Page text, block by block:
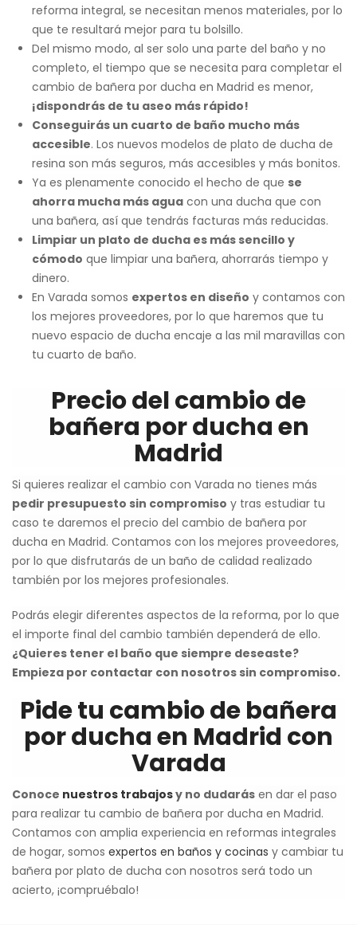
reforma integral, se necesitan menos materiales, por lo
que te resultará mejor para tu bolsillo.
Del mismo modo, al ser solo una parte del baño y no
completo, el tiempo que se necesita para completar el
cambio de bañera por ducha en Madrid es menor,
¡dispondrás de tu aseo más rápido!
Conseguirás un cuarto de baño mucho más
accesible. Los nuevos modelos de plato de ducha de
resina son más seguros, más accesibles y más bonitos.
Ya es plenamente conocido el hecho de que se
ahorra mucha más agua con una ducha que con
una bañera, así que tendrás facturas más reducidas.
Limpiar un plato de ducha es más sencillo y
cómodo que limpiar una bañera, ahorrarás tiempo y
dinero.
En Varada somos expertos en diseño y contamos con
los mejores proveedores, por lo que haremos que tu
nuevo espacio de ducha encaje a las mil maravillas con
tu cuarto de baño.
Precio del cambio de
bañera por ducha en
Madrid
Si quieres realizar el cambio con Varada no tienes más
pedir presupuesto sin compromiso y tras estudiar tu
caso te daremos el precio del cambio de bañera por
ducha en Madrid. Contamos con los mejores proveedores,
por lo que disfrutarás de un baño de calidad realizado
también por los mejores profesionales.
Podrás elegir diferentes aspectos de la reforma, por lo que
el importe final del cambio también dependerá de ello.
¿Quieres tener el baño que siempre deseaste?
Empieza por contactar con nosotros sin compromiso.
Pide tu cambio de bañera
por ducha en Madrid con
Varada
Conoce nuestros trabajosy no dudarás en dar el paso
para realizar tu cambio de bañera por ducha en Madrid.
Contamos con amplia experiencia en reformas integrales
de hogar, somos expertos en baños y cocinas y cambiar tu
bañera por plato de ducha con nosotros será todo un
acierto, ¡compruébalo!